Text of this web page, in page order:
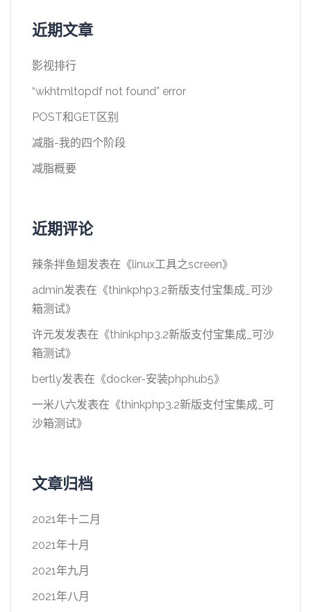
近期文章
影视排行
“wkhtmltopdf not found” error
POST和GET区别
减脂-我的四个阶段
减脂概要
近期评论
辣条拌鱼翅发表在《linux工具之screen》
admin发表在《thinkphp3.2新版支付宝集成_可沙
箱测试》
许元发发表在《thinkphp3.2新版支付宝集成_可沙
箱测试》
bertly发表在《docker-安装phphub5》
一米八六发表在《thinkphp3.2新版支付宝集成_可
沙箱测试》
文章归档
2021年十二月
2021年十月
2021年九月
2021年八月